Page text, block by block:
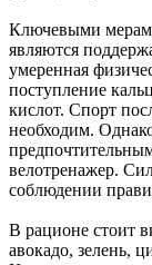
Ключевыми
являются
умеренная
поступление
кислот. Спорт
необходим.
велотренажер.
соблюдении
В рационе стоит
авокадо, зелень,